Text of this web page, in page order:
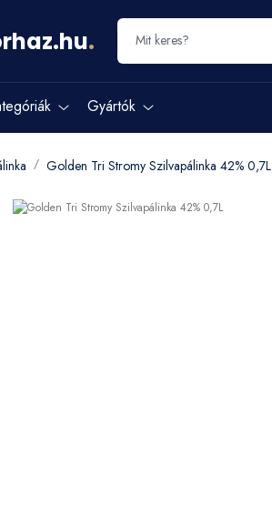
.
Gyártók
Golden Tri Stromy Szilvapálinka 42% 0,7L